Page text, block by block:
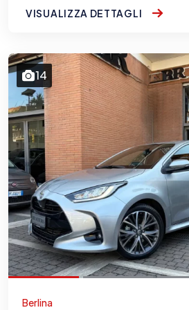
VISUALIZZA DETTAGLI
14
Berlina